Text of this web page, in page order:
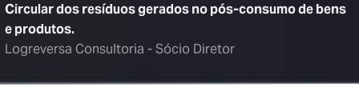
Circular dos resíduos gerados no pós-consumo de bens
e produtos.
Logreversa Consultoria - Sócio Diretor